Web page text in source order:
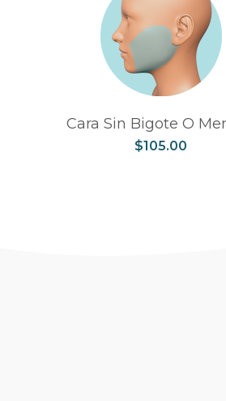
Cara Sin Bigote O
$105.00